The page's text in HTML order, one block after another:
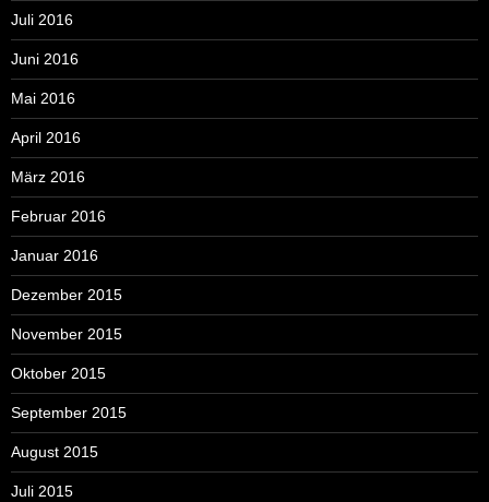
Juli 2016
Juni 2016
Mai 2016
April 2016
März 2016
Februar 2016
Januar 2016
Dezember 2015
November 2015
Oktober 2015
September 2015
August 2015
Juli 2015